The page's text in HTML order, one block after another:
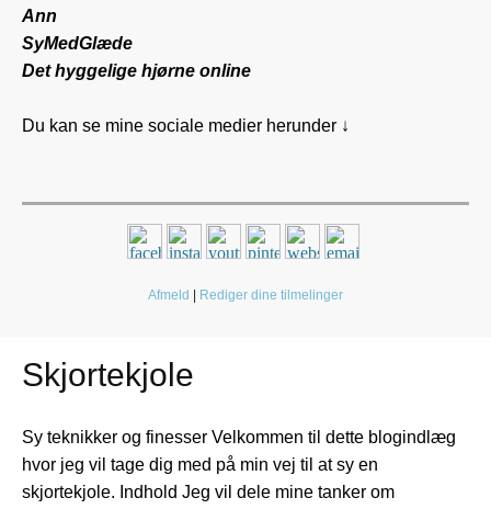
Ann
SyMedGlæde
Det hyggelige hjørne online
Du kan se mine sociale medier herunder ↓
Afmeld Rediger dine tilmelinger
Skjortekjole
Sy teknikker og finesser Velkommen til dette blogindlæg
hvor jeg vil tage dig med på min vej til at sy en
skjortekjole. Indhold Jeg vil dele mine tanker om